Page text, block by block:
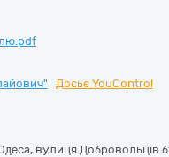
Досьє YouControl
вулиця Добровольців